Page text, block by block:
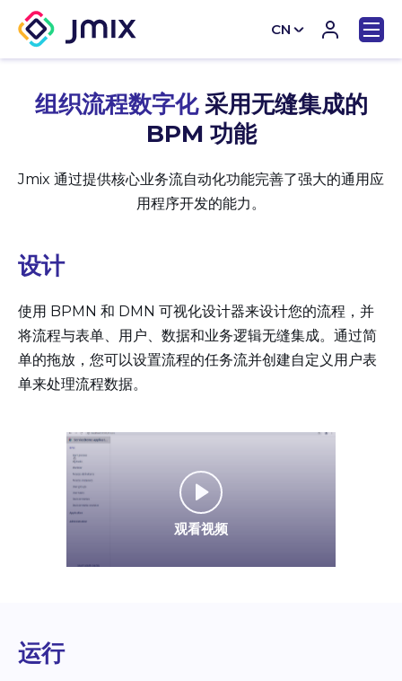
CN
组织流程数字化采用无缝集成的
BPM 功能
Jmix 通过提供核心业务流自动化功能完善了强大的通用应
用程序开发的能力。
设计
使用 BPMN 和 DMN 可视化设计器来设计您的流程，并
将流程与表单、用户、数据和业务逻辑无缝集成。通过简
单的拖放，您可以设置流程的任务流并创建自定义用户表
单来处理流程数据。
观看视频
运行